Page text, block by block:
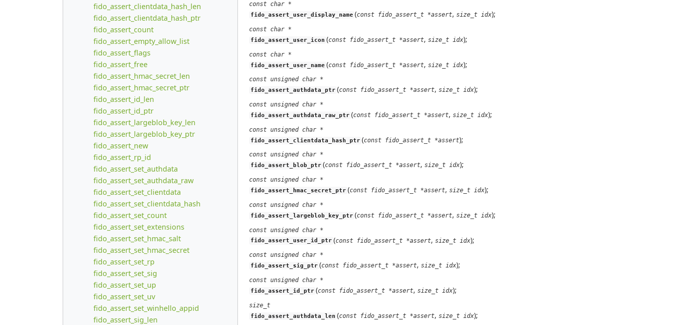
fido_assert_clientdata_hash_len
fido_assert_clientdata_hash_ptr
fido_assert_count
fido_assert_empty_allow_list
fido_assert_flags
fido_assert_free
fido_assert_hmac_secret_len
fido_assert_hmac_secret_ptr
fido_assert_id_len
fido_assert_id_ptr
fido_assert_largeblob_key_len
fido_assert_largeblob_key_ptr
fido_assert_new
fido_assert_rp_id
fido_assert_set_authdata
fido_assert_set_authdata_raw
fido_assert_set_clientdata
fido_assert_set_clientdata_hash
fido_assert_set_count
fido_assert_set_extensions
fido_assert_set_hmac_salt
fido_assert_set_hmac_secret
fido_assert_set_rp
fido_assert_set_sig
fido_assert_set_up
fido_assert_set_uv
fido_assert_set_winhello_appid
fido_assert_sig_len
const char *
fido_assert_user_display_name (const fido_assert_t *assert, size_t idx);
const char *
fido_assert_user_icon (const fido_assert_t *assert, size_t idx);
const char *
fido_assert_user_name (const fido_assert_t *assert, size_t idx);
const unsigned char *
fido_assert_authdata_ptr (const fido_assert_t *assert, size_t idx);
const unsigned char *
fido_assert_authdata_raw_ptr (const fido_assert_t *assert, size_t idx);
const unsigned char *
fido_assert_clientdata_hash_ptr (const fido_assert_t *assert);
const unsigned char *
fido_assert_blob_ptr (const fido_assert_t *assert, size_t idx);
const unsigned char *
fido_assert_hmac_secret_ptr (const fido_assert_t *assert, size_t idx);
const unsigned char *
fido_assert_largeblob_key_ptr (const fido_assert_t *assert, size_t idx);
const unsigned char *
fido_assert_user_id_ptr (const fido_assert_t *assert, size_t idx);
const unsigned char *
fido_assert_sig_ptr (const fido_assert_t *assert, size_t idx);
const unsigned char *
fido_assert_id_ptr (const fido_assert_t *assert, size_t idx);
size_t
fido_assert_authdata_len (const fido_assert_t *assert, size_t idx);